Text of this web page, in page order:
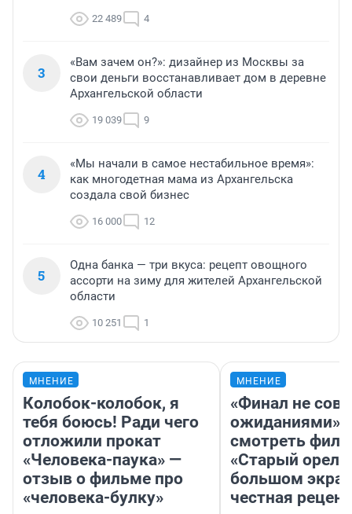
22 489 4
3
«Вам зачем он?»: дизайнер из Москвы за
свои деньги восстанавливает дом в деревне
Архангельской области
19 039 9
4
«Мы начали в самое нестабильное время»:
как многодетная мама из Архангельска
создала свой бизнес
16 000 12
5
Одна банка — три вкуса: рецепт овощного
ассорти на зиму для жителей Архангельской
области
10 251 1
МНЕНИЕ
Колобок-колобок, я
тебя боюсь! Ради чего
отложили прокат
«Человека-паука» —
отзыв о фильме про
«человека-булку»
МНЕНИЕ
«Финал не
ожиданиями»:
смотреть
«Старый орел»
большом
честная